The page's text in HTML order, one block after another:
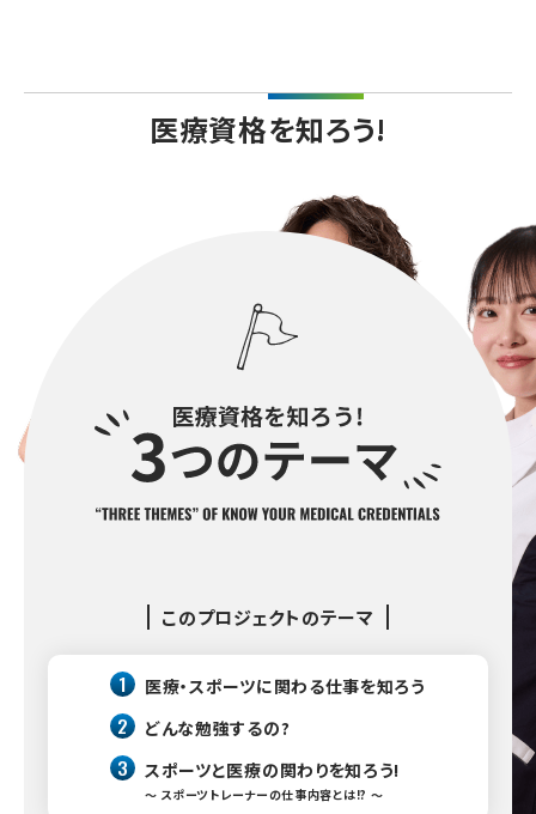
医療資格を知ろう!
このプロジェクトのテーマ
1 医療・スポーツに関わる仕事を知ろう
2 どんな勉強するの?
3 スポーツと医療の関わりを知ろう!
〜 スポーツトレーナーの仕事内容とは!? 〜